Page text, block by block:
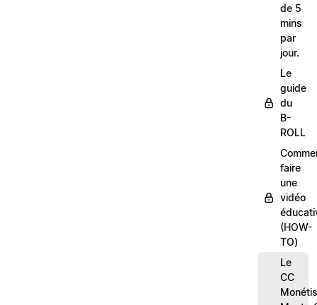
de 5
mins
par
jour.
Le
guide
du
B-
ROLL
faire
une
vidéo
(HOW-
TO)
Le
CC